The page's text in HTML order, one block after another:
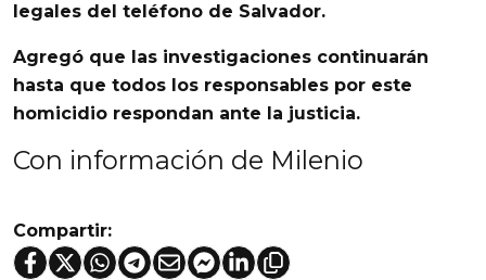
legales del teléfono de Salvador.
Agregó que las investigaciones continuarán
hasta que todos los responsables por este
homicidio respondan ante la justicia.
Con información de Milenio
Compartir: